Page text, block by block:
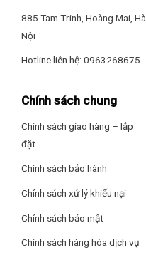
885 Tam Trinh, Hoàng Mai, Hà
Nội
Hotline liên hệ: 0963268675
Chính sách chung
Chính sách giao hàng – lắp
đặt
Chính sách bảo hành
Chính sách xử lý khiếu nại
Chính sách bảo mật
Chính sách hàng hóa dịch vụ